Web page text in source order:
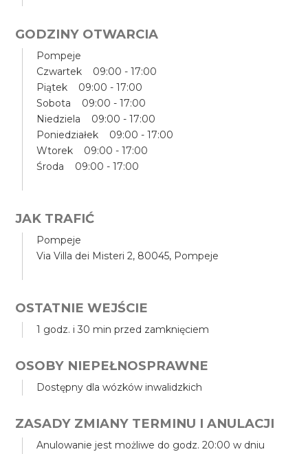
GODZINY OTWARCIA
Pompeje
Czwartek 09:00 - 17:00
Piątek 09:00 - 17:00
Sobota 09:00 - 17:00
Niedziela 09:00 - 17:00
Poniedziałek 09:00 - 17:00
Wtorek 09:00 - 17:00
Środa 09:00 - 17:00
JAK TRAFIĆ
Pompeje
Via Villa dei Misteri 2, 80045, Pompeje
OSTATNIE WEJŚCIE
1 godz. i 30 min przed zamknięciem
OSOBY NIEPEŁNOSPRAWNE
Dostępny dla wózków inwalidzkich
ZASADY ZMIANY TERMINU I ANULACJI
Anulowanie jest możliwe do godz. 20:00 w dniu